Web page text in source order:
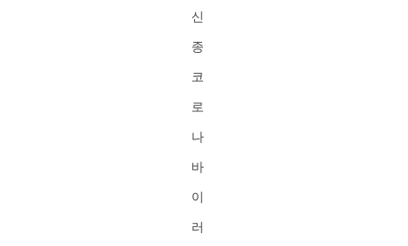
신
종
코
로
나
바
이
러